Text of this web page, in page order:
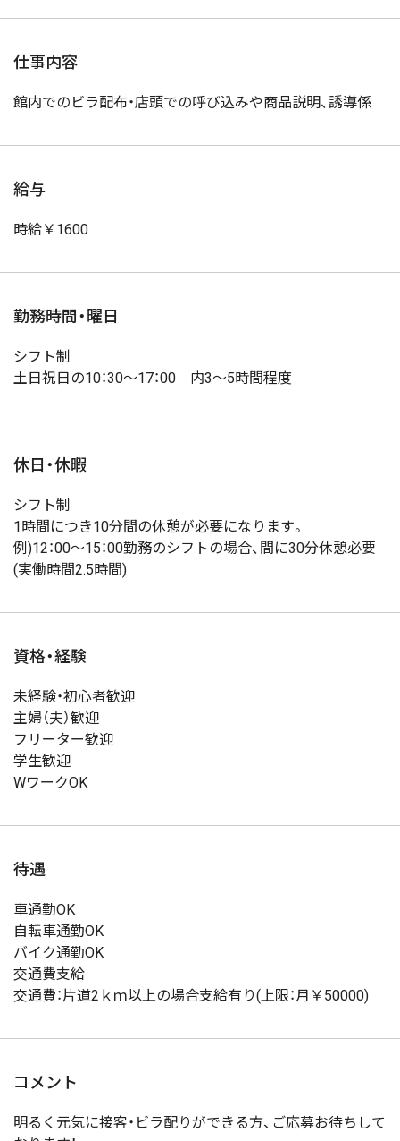
仕事内容
館内でのビラ配布・店頭での呼び込みや商品説明、誘導係
給与
時給￥1600
勤務時間・曜日
シフト制
土日祝日の10：30～17：00 内3～5時間程度
休日・休暇
シフト制
1時間につき10分間の休憩が必要になります。
例)12：00～15：00勤務のシフトの場合、間に30分休憩必要
(実働時間2.5時間)
資格・経験
未経験・初心者歓迎
主婦（夫）歓迎
フリーター歓迎
学生歓迎
WワークOK
待遇
車通勤OK
自転車通勤OK
バイク通勤OK
交通費支給
交通費：片道2ｋｍ以上の場合支給有り(上限：月￥50000)
コメント
明るく元気に接客・ビラ配りができる方、ご応募お待ちして